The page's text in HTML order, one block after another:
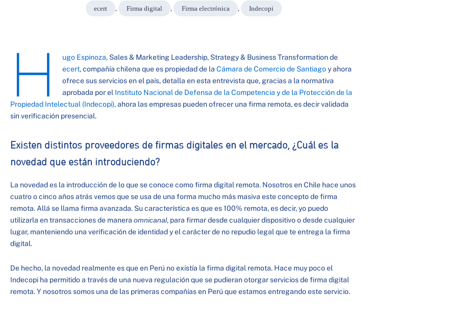
ecert , Firma digital , Firma electrónica , Indecopi
H ugo Espinoza, Sales & Marketing Leadership, Strategy & Business Transformation de
ecert, compañía chilena que es propiedad de la Cámara de Comercio de Santiagoy ahora
ofrece sus servicios en el país, detalla en esta entrevista que, gracias a la normativa
aprobada por el Instituto Nacional de Defensa de la Competencia y de la Protección de la
Propiedad Intelectual (Indecopi), ahora las empresas pueden ofrecer una firma remota, es decir validada
sin verificación presencial.
Existen distintos proveedores de firmas digitales en el mercado, ¿Cuál es la
novedad que están introduciendo?
La novedad es la introducción de lo que se conoce como firma digital remota. Nosotros en Chile hace unos
cuatro o cinco años atrás vemos que se usa de una forma mucho más masiva este concepto de firma
remota. Allá se llama firma avanzada. Su característica es que es 100% remota, es decir, yo puedo
utilizarla en transacciones de manera omnicanal, para firmar desde cualquier dispositivo o desde cualquier
lugar, manteniendo una verificación de identidad y el carácter de no repudio legal que te entrega la firma
digital.
De hecho, la novedad realmente es que en Perú no existía la firma digital remota. Hace muy poco el
Indecopi ha permitido a través de una nueva regulación que se pudieran otorgar servicios de firma digital
remota. Y nosotros somos una de las primeras compañías en Perú que estamos entregando este servicio.